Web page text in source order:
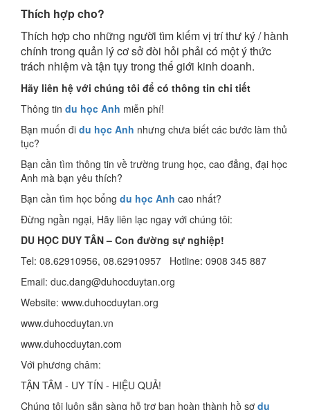
Thích hợp cho?
Thích hợp cho những người tìm kiếm vị trí thư ký / hành
chính trong quản lý cơ sở đòi hỏi phải có một ý thức
trách nhiệm và tận tụy trong thế giới kinh doanh.
Hãy liên hệ với chúng tôi để có thông tin chi tiết
Thông tin du học Anh miễn phí!
Bạn muốn đi du học Anh nhưng chưa biết các bước làm thủ
tục?
Bạn cần tìm thông tin về trường trung học, cao đẳng, đại học
Anh mà bạn yêu thích?
Bạn cần tìm học bổng du học Anh cao nhất?
Đừng ngần ngại, Hãy liên lạc ngay với chúng tôi:
DU HỌC DUY TÂN – Con đường sự nghiệp!
Tel: 08.62910956, 08.62910957 Hotline: 0908 345 887
Email: duc.dang@duhocduytan.org
Website: www.duhocduytan.org
www.duhocduytan.vn
www.duhocduytan.com
Với phương châm:
TẬN TÂM - UY TÍN - HIỆU QUẢ!
Chúng tôi luôn sẵn sàng hỗ trợ bạn hoàn thành hồ sơ du